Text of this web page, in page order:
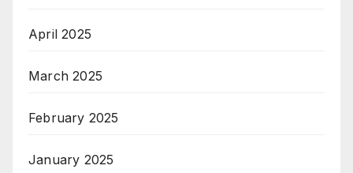
April 2025
March 2025
February 2025
January 2025